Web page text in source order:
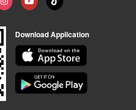
Download Application